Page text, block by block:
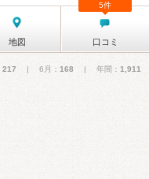
地図 口コミ
5件
217 | 6月： 168 | 年間： 1,911